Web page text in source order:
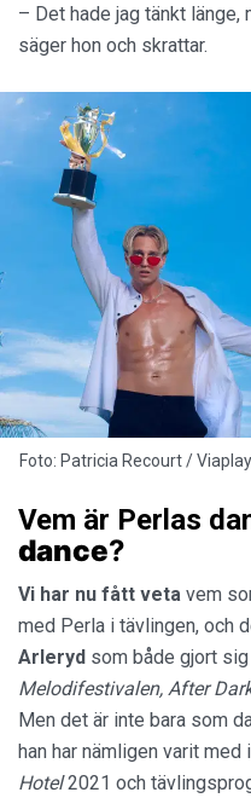
– Det hade jag tänkt länge,
säger hon och skrattar.
Foto: Patricia Recourt /
Vem är Perlas
dance?
Vi har nu fått veta vem
med Perla i tävlingen, och
Arleryd som både gjort
Melodifestivalen, After
Men det är inte bara som
han har nämligen varit
Hotel2021 och